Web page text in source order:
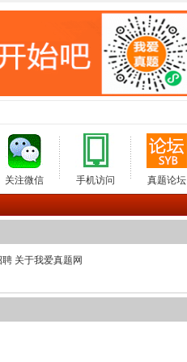
关注微信 手机访问 真题论坛
聘 关于我爱真题网